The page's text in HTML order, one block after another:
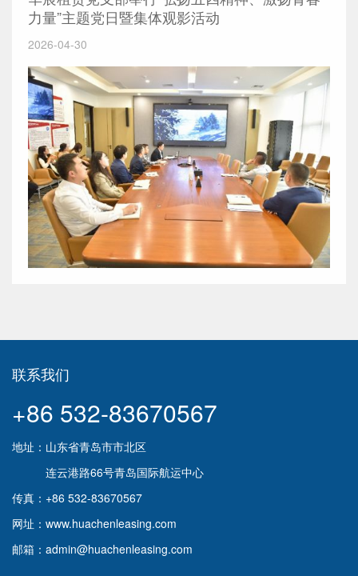
力量”主题党日暨集体观影活动
2026-04-30
联系我们
+86 532-83670567
地址：山东省青岛市市北区
连云港路66号青岛国际航运中心
传真：+86 532-83670567
网址：www.huachenleasing.com
邮箱：admin@huachenleasing.com